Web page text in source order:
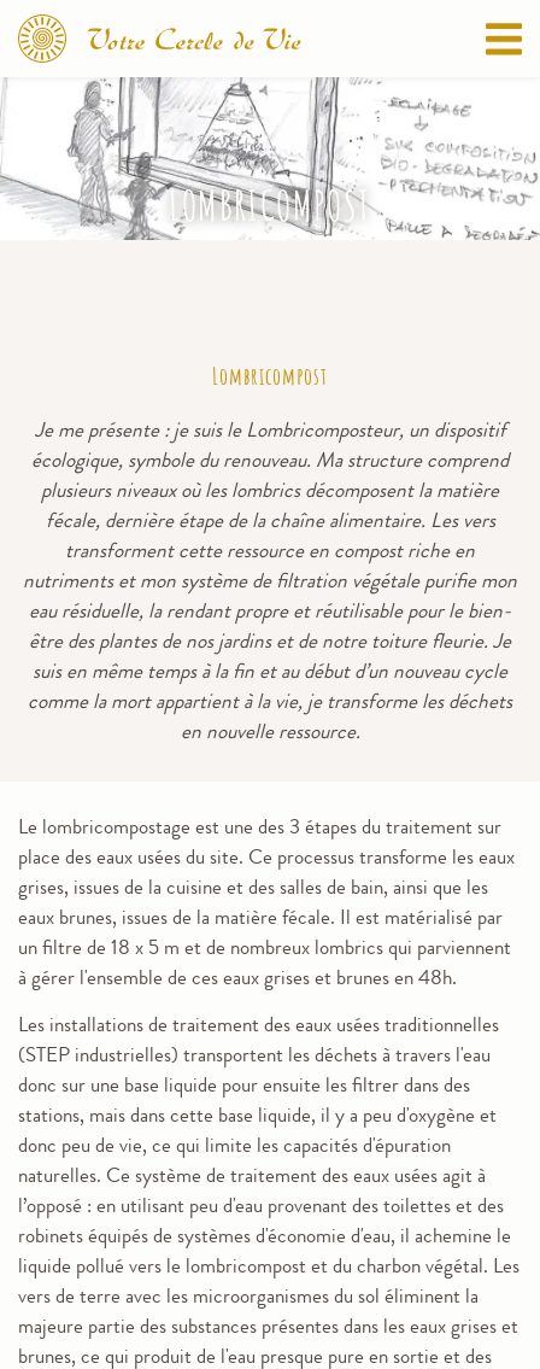
LOMBRICOMPOST
Lombricompost
Je me présente : je suis le Lombricomposteur, un dispositif
écologique, symbole du renouveau. Ma structure comprend
plusieurs niveaux où les lombrics décomposent la matière
fécale, dernière étape de la chaîne alimentaire. Les vers
transforment cette ressource en compost riche en
nutriments et mon système de filtration végétale purifie mon
eau résiduelle, la rendant propre et réutilisable pour le bien-
être des plantes de nos jardins et de notre toiture fleurie. Je
suis en même temps à la fin et au début d’un nouveau cycle
comme la mort appartient à la vie, je transforme les déchets
en nouvelle ressource.
Le lombricompostage est une des 3 étapes du traitement sur
place des eaux usées du site. Ce processus transforme les eaux
grises, issues de la cuisine et des salles de bain, ainsi que les
eaux brunes, issues de la matière fécale. Il est matérialisé par
un filtre de 18 x 5 m et de nombreux lombrics qui parviennent
à gérer l'ensemble de ces eaux grises et brunes en 48h.
Les installations de traitement des eaux usées traditionnelles
(STEP industrielles) transportent les déchets à travers l'eau
donc sur une base liquide pour ensuite les filtrer dans des
stations, mais dans cette base liquide, il y a peu d'oxygène et
donc peu de vie, ce qui limite les capacités d'épuration
naturelles. Ce système de traitement des eaux usées agit à
l’opposé : en utilisant peu d'eau provenant des toilettes et des
robinets équipés de systèmes d'économie d'eau, il achemine le
liquide pollué vers le lombricompost et du charbon végétal. Les
vers de terre avec les microorganismes du sol éliminent la
majeure partie des substances présentes dans les eaux grises et
brunes, ce qui produit de l'eau presque pure en sortie et des